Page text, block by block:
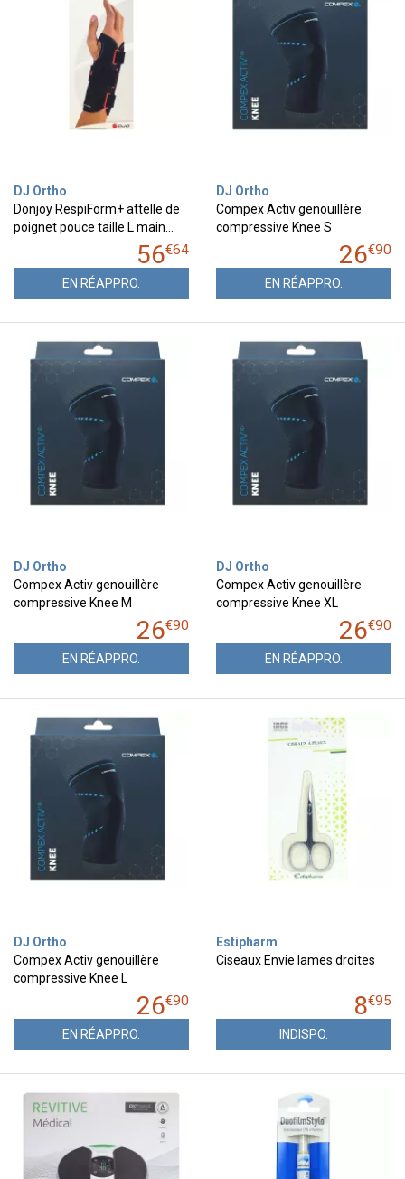
DJ Ortho
Donjoy RespiForm+ attelle de
poignet pouce taille L main…
56€64
EN RÉAPPRO.
DJ Ortho
Compex Activ genouillère
compressive Knee S
26€90
EN RÉAPPRO.
DJ Ortho
Compex Activ genouillère
compressive Knee M
26€90
EN RÉAPPRO.
DJ Ortho
Compex Activ genouillère
compressive Knee XL
26€90
EN RÉAPPRO.
DJ Ortho
Compex Activ genouillère
compressive Knee L
26€90
EN RÉAPPRO.
Estipharm
Ciseaux Envie lames droites
8€95
INDISPO.